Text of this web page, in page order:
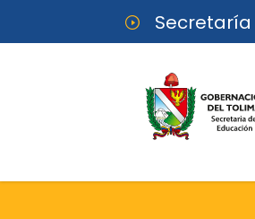
Secretaría